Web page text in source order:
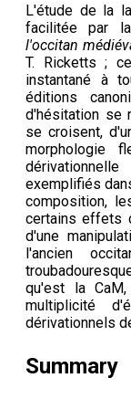
L'étude de la
facilitée par
l'occitan
T. Ricketts ;
instantané à
éditions
d'hésitation se
se croisent,
morphologie
exemplifiés
composition,
certains effets
d'une
l'ancien
qu'est la
multiplicité
dérivationnels
Summary